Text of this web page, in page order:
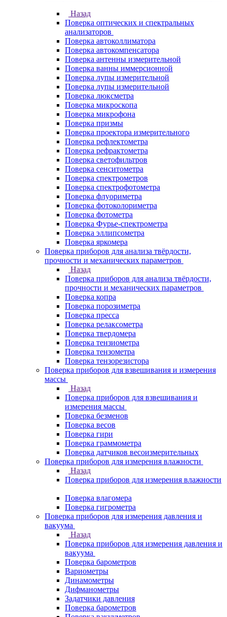
Назад
Поверка оптических и спектральных
анализаторов
Поверка автоколлиматора
Поверка автокомпенсатора
Поверка антенны измерительной
Поверка ванны иммерсионной
Поверка лупы измерительной
Поверка лупы измерительной
Поверка люксметра
Поверка микроскопа
Поверка микрофона
Поверка призмы
Поверка проектора измерительного
Поверка рефлектометра
Поверка рефрактометра
Поверка светофильтров
Поверка сенситометра
Поверка спектрометров
Поверка спектрофотометра
Поверка флуориметра
Поверка фотоколориметра
Поверка фотометра
Поверка Фурье-спектрометра
Поверка эллипсометра
Поверка яркомера
Поверка приборов для анализа твёрдости,
прочности и механических параметров
Назад
Поверка приборов для анализа твёрдости,
прочности и механических параметров
Поверка копра
Поверка порозиметра
Поверка пресса
Поверка релаксометра
Поверка твердомера
Поверка тензиометра
Поверка тензометра
Поверка тензорезистора
Поверка приборов для взвешивания и измерения
массы
Назад
Поверка приборов для взвешивания и
измерения массы
Поверка безменов
Поверка весов
Поверка гири
Поверка граммометра
Поверка датчиков весоизмерительных
Поверка приборов для измерения влажности
Назад
Поверка приборов для измерения влажности
Поверка влагомера
Поверка гигрометра
Поверка приборов для измерения давления и
вакуума
Назад
Поверка приборов для измерения давления и
вакуума
Поверка барометров
Вариометры
Динамометры
Дифманометры
Задатчики давления
Поверка барометров